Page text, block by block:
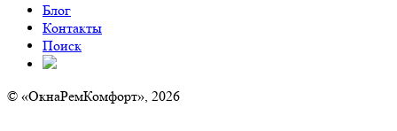
Блог
Контакты
Поиск
© «ОкнаРемКомфорт», 2026